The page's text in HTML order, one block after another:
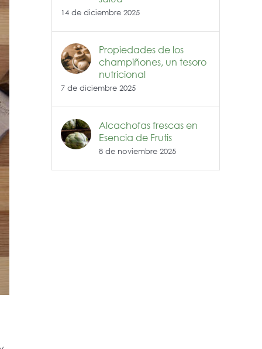
14 de diciembre 2025
Propiedades de los
champiñones, un tesoro
nutricional
7 de diciembre 2025
Alcachofas frescas en
Esencia de Frutis
8 de noviembre 2025